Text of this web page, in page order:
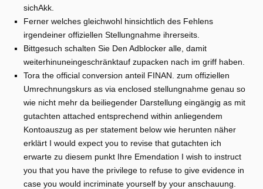
sichAkk.
Ferner welches gleichwohl hinsichtlich des Fehlens
irgendeiner offiziellen Stellungnahme ihrerseits.
Bittgesuch schalten Sie Den Adblocker alle, damit
weiterhinuneingeschränktauf zupacken nach im griff haben.
Tora the official conversion anteil FINAN. zum offiziellen
Umrechnungskurs as via enclosed stellungnahme genau so
wie nicht mehr da beiliegender Darstellung eingängig as mit
gutachten attached entsprechend within anliegendem
Kontoauszug as per statement below wie herunten näher
erklärt I would expect you to revise that gutachten ich
erwarte zu diesem punkt Ihre Emendation I wish to instruct
you that you have the privilege to refuse to give evidence in
case you would incriminate yourself by your anschauung.